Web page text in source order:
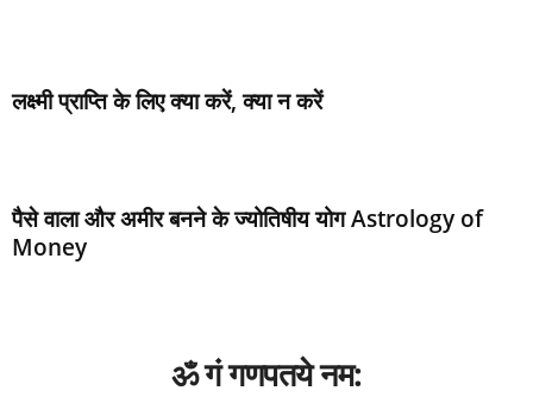
लक्ष्मी प्राप्ति के लिए क्या करें, क्या न करें
पैसे वाला और अमीर बनने के ज्‍योतिषीय योग Astrology of
Money
ॐ गं गणपतये नम: